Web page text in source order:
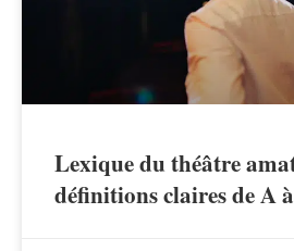
Lexique du théâtre
définitions claires de A